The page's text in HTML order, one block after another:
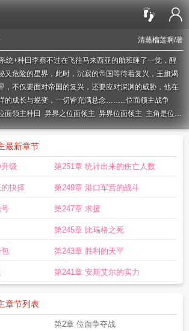
清蒸榴莲啊/著
统+种田李察不过在飞往马来西亚的航班睡了一觉，醒
又危险的星界，此时，沉寂的帝国等待着复兴，王旗渴
，不仅要面对帝国的复兴，还要应对深渊的威胁，他在
的成长与蜕变，一切皆充满悬念……...位面领主战争
面领主种田 异界之位面领主 异界位面领主 主角是位面
最新章节
级 第251章 统计出来的伤亡人数
抉择 第249章 港口军营的战斗
第247章 求援
第245章 比瑞格之死
第243章 胜利的天平
第241章 安斯艾尔的实力
章节列表
第2章 位面争夺战